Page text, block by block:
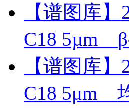
【谱图库
C18
【谱图库
C18